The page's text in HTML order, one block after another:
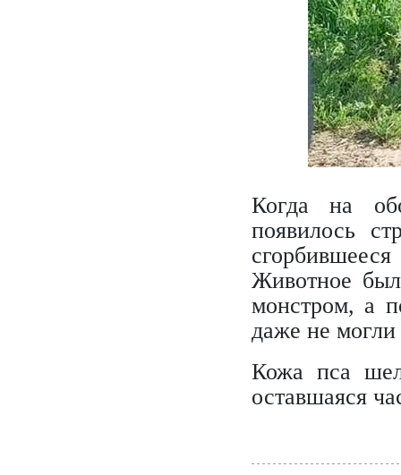
Когда на
появилось
Животное
монстром, а
даже не могли
Кожа пса
оставшаяся